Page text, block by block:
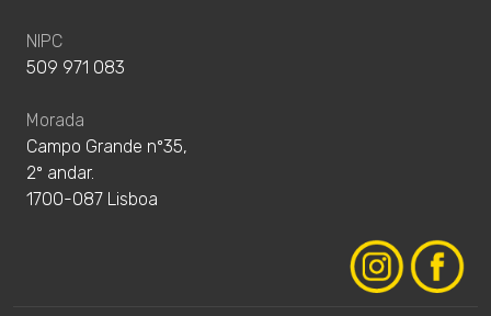
NIPC
509 971 083
Morada
Campo Grande nº35,
2º andar.
1700-087 Lisboa